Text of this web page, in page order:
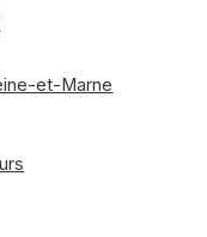
et-Marne